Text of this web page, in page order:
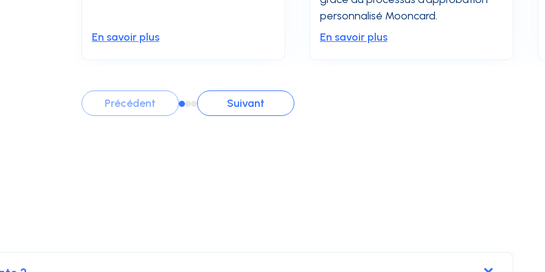
En savoir plus
personnalisé Mooncard.
En savoir plus
Précédent Suivant